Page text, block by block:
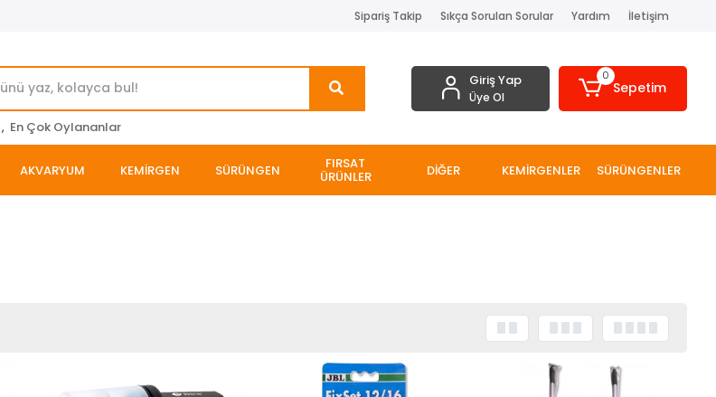
Sipariş Takip Sıkça Sorulan Sorular Yardım İletişim
, En Çok Oylananlar
Giriş Yap
Üye Ol
0
Sepetim
AKVARYUM KEMİRGEN SÜRÜNGEN FIRSAT
ÜRÜNLER DİĞER KEMİRGENLER SÜRÜNGENLER